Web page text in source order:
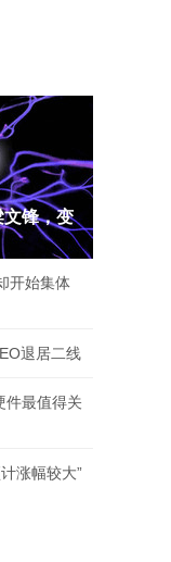
锋，变
开始集体
退居二线
件最值得关
涨幅较大”